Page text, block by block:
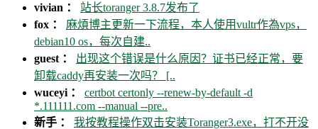
vivian ： 站长toranger 3.8.7发布了
fox ： 麻煩博主更新一下流程，本人使用vultr作為vps，
debian10 os，每次自建..
guest ： 出现这个错误是什么原因？证书已经正常，要
卸载caddy再安装一次吗？ [..
wuceyi ： certbot certonly --renew-by-default -d
*.111111.com --manual --pre..
新手 ： 我按教程操作双击安装Toranger3.exe，打不开没